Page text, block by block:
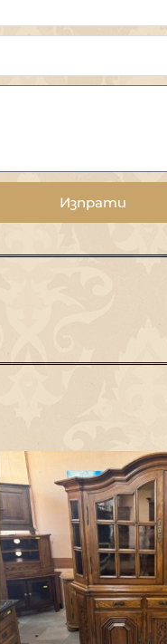
Изпрати